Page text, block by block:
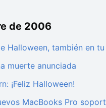
de 2006
Halloween, también en
muerte anunciada
¡Feliz Halloween!
MacBooks Pro